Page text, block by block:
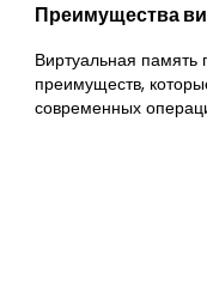
Преимущества
Виртуальная память
преимуществ,
современных